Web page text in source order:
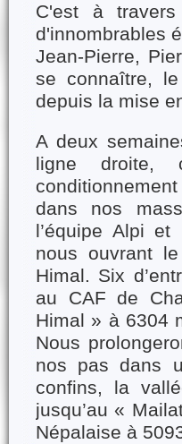
C'est à
d'innombrables
Jean-Pierre,
se connaître,
depuis la mise
A deux
ligne droite,
dans nos
l’équipe Alpi
nous ouvrant
Himal. Six
au CAF de
Himal » à 6304
Nous
nos pas dans
confins, la
jusqu’au «
Népalaise à